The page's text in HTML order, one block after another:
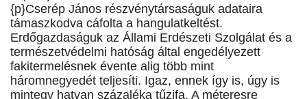
{p}Cserép János részvénytársaságuk adataira
támaszkodva cáfolta a hangulatkeltést.
Erdőgazdaságuk az Állami Erdészeti Szolgálat és a
természetvédelmi hatóság által engedélyezett
fakitermelésnek évente alig több mint
háromnegyedét teljesíti. Igaz, ennek így is, úgy is
mintegy hatvan százaléka tűzifa. A méteresre